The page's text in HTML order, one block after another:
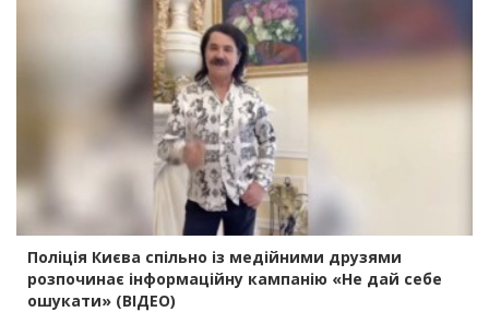
Поліція Києва спільно із медійними друзями
розпочинає інформаційну кампанію «Не дай себе
ошукати» (ВІДЕО)